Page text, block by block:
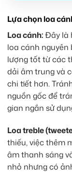
Lựa chọn loa
Loa cánh:Đây là
loa cánh nguyên
lượng tốt từ các
dải âm trung và
chi tiết hơn.
nguồn gốc để
gian ngắn sử
Loa treble
thiếu, việc thêm
âm thanh sáng
nhỏ nhưng có